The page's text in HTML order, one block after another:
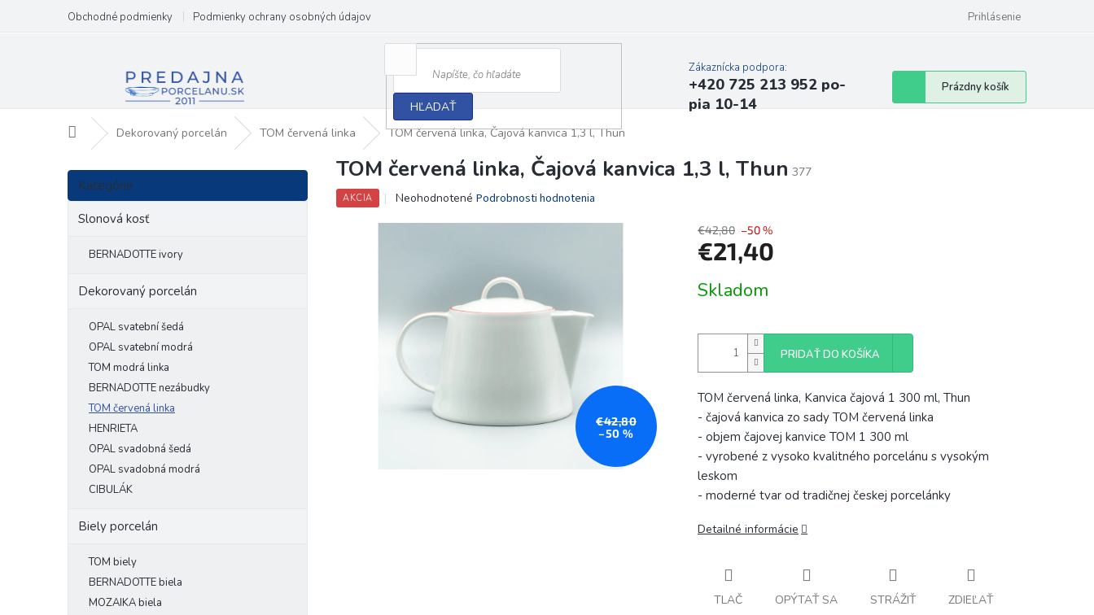
obsah
Obchodné podmienky Podmienky ochrany osobných údajov Prihlásenie
HĽADAŤ
Zákaznícka podpora:
+420 725 213 952 po-
pia 10-14
Nákupný
košík
Prázdny košík
DomovDekorovaný porcelán TOM červená linka TOM červená linka, Čajová kanvica 1,3 l, Thun
B
č
Preskočiť
kategórie
Kategórie
Slonová kosť
BERNADOTTE ivory
Dekorovaný porcelán
OPAL svatební šedá
OPAL svatební modrá
TOM modrá linka
BERNADOTTE nezábudky
TOM červená linka
HENRIETA
OPAL svadobná šedá
OPAL svadobná modrá
CIBULÁK
Biely porcelán
TOM biely
BERNADOTTE biela
MOZAIKA biela
TOM červená linka, Čajová kanvica 1,3 l, Thun 377
AKCIA
Priemerné
produktu
hviezdičiek.
Neohodnotené Podrobnosti hodnotenia
€42,80
–50 %
€42,80 –50 %
€21,40
cena:
Skladom
PRIDAŤ DO KOŠÍKA
TOM červená linka, Kanvica čajová 1 300 ml, Thun
- čajová kanvica zo sady TOM červená linka
- objem čajovej kanvice TOM 1 300 ml
- vyrobené z vysoko kvalitného porcelánu s vysokým
leskom
- moderné tvar od tradičnej českej porcelánky
Detailné informácie
TLAČ OPÝTAŤ SA STRÁŽIŤ ZDIEĽAŤ